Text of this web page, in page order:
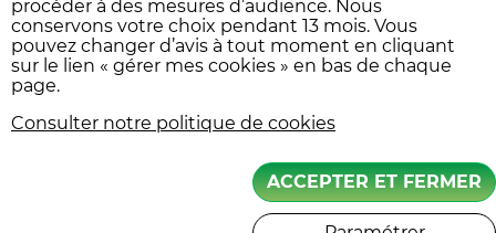
Le Classic Festival 2025 aura lieu
sur le circuit de Nogaro, dans le
Gers, les 4 et 5 octobre.
dashcam
Droit
Innovation
procéder à des mesures d’audience. Nous
conservons votre choix pendant 13 mois. Vous
pouvez changer d’avis à tout moment en cliquant
sur le lien « gérer mes cookies » en bas de chaque
page.
Consulter notre politique de cookies
ACCEPTER ET FERMER